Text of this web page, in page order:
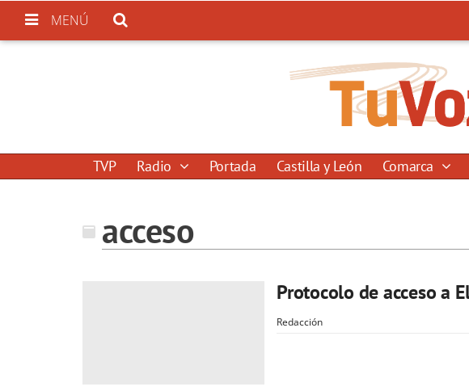
MENÚ
TVP Radio Portada Castilla y León Comarca
acceso
Protocolo de acceso a
Redacción